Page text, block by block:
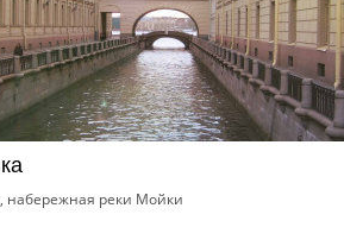
набережная реки Мойки